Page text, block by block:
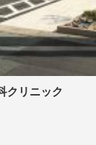
クリニック